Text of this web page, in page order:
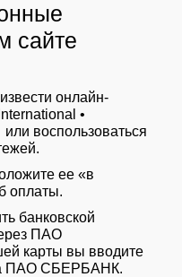
сайте
онлайн-
•
воспользоваться
ее «в
оплаты.
банковской
ПАО
карты вы вводите
ПАО СБЕРБАНК.